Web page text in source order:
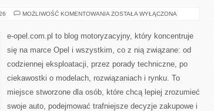
MOŻLIWOŚĆ KOMENTOWANIA HISTORIA
ZOSTAŁA WYŁĄCZONA
e-opel.com.pl to blog motoryzacyjny, który koncentruje
się na marce Opel i wszystkim, co z nią związane: od
codziennej eksploatacji, przez porady techniczne, po
ciekawostki o modelach, rozwiązaniach i rynku. To
miejsce stworzone dla osób, które chcą lepiej zrozumieć
swoje auto, podejmować trafniejsze decyzje zakupowe i